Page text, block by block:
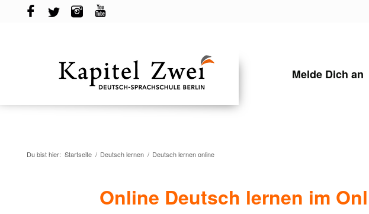
Melde Dich an
Du bist hier: Startseite / Deutsch lernen / Deutsch lernen online
Online Deutsch lernen im